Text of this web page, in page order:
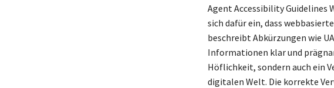
Agent Accessibility Guidelines
sich dafür ein, dass
beschreibt Abkürzungen wie
Informationen klar und
Höflichkeit, sondern auch ein
digitalen Welt. Die korrekte